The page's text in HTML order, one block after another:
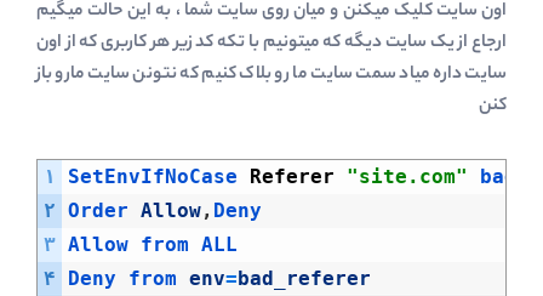
اون سایت کلیک میکنن و میان روی سایت شما ، به این حالت میگیم
ارجاع از یک سایت دیگه که میتونیم با تکه کد زیر هر کاربری که از اون
سایت داره میاد سمت سایت ما رو بلاک کنیم که نتونن سایت مارو باز
کنن
۱
۲
۳
۴
SetEnvIfNoCase Referer "site.com"
Order Allow, Deny
Allow from ALL
Deny from env= bad_referer